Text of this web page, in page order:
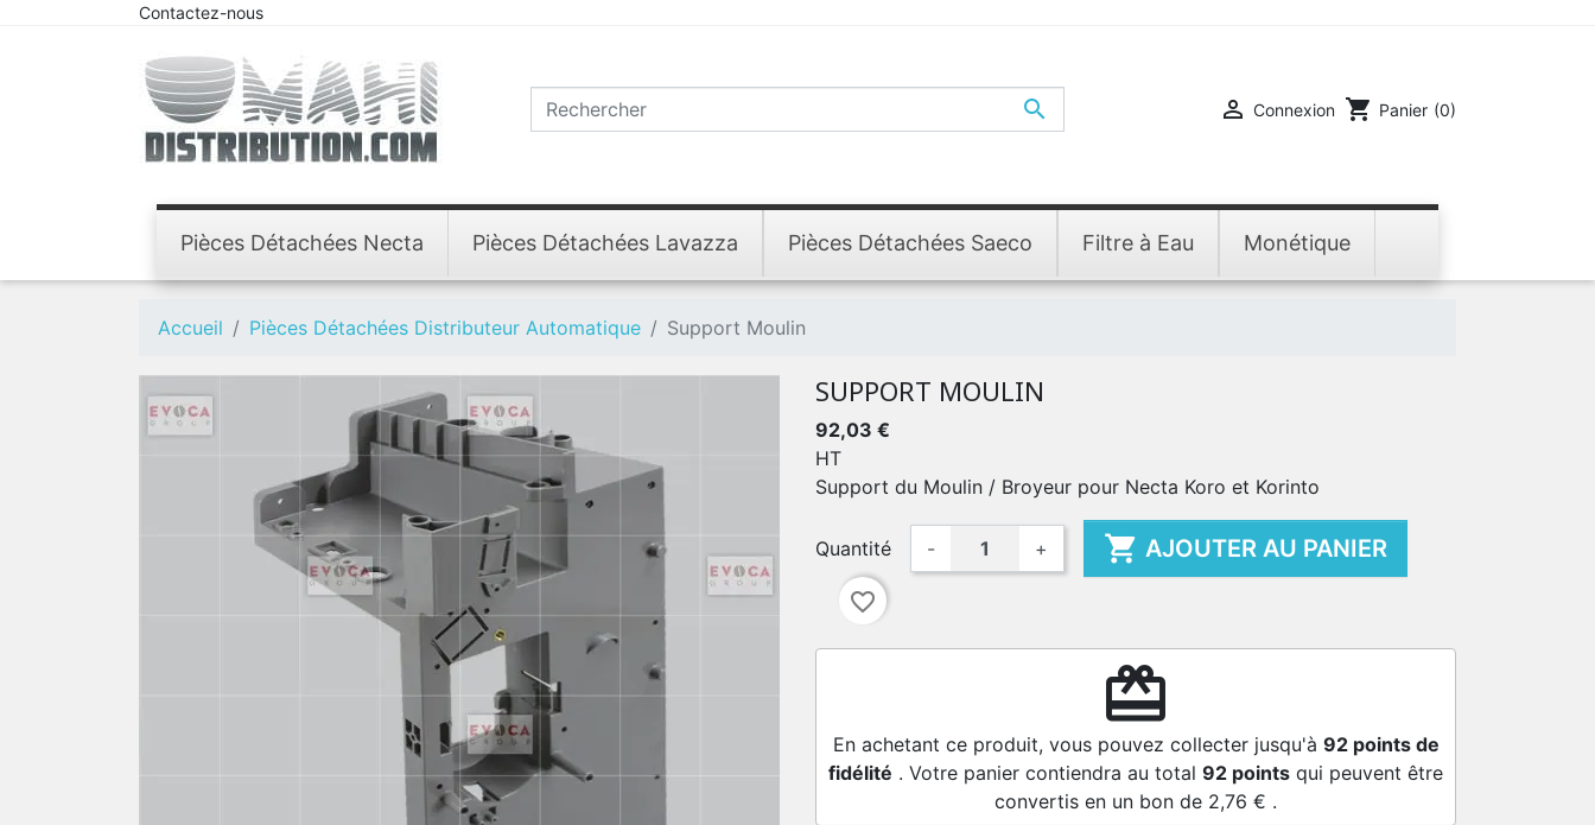
Contactez-nous
  Connexion shopping_cart Panier (0)
Pièces Détachées Necta Pièces Détachées Lavazza Pièces Détachées Saeco Filtre à Eau Monétique
Accueil Pièces Détachées Distributeur Automatique Support Moulin
SUPPORT MOULIN
92,03 €
HT
Support du Moulin / Broyeur pour Necta Koro et Korinto
Quantité - +  AJOUTER AU PANIER
favorite_border
redeem
En achetant ce produit, vous pouvez collecter jusqu'à 92points de
fidélité . Votre panier contiendra au total 92 points qui peuvent être
convertis en un bon de 2,76 € .